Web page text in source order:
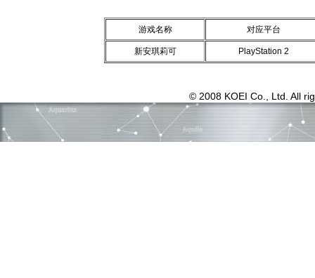
游戏名称 对应平台
新安琪莉可 PlayStation 2
© 2008 KOEI Co., Ltd. All